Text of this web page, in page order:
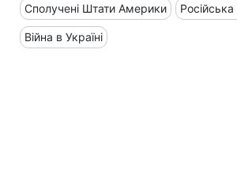
Сполучені Штати Америки
Війна в Україні